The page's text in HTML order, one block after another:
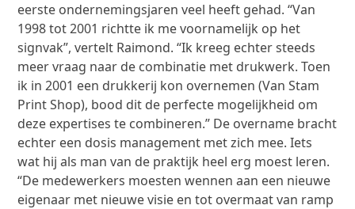
eerste ondernemingsjaren veel heeft gehad. “Van
1998 tot 2001 richtte ik me voornamelijk op het
signvak”, vertelt Raimond. “Ik kreeg echter steeds
meer vraag naar de combinatie met drukwerk. Toen
ik in 2001 een drukkerij kon overnemen (Van Stam
Print Shop), bood dit de perfecte mogelijkheid om
deze expertises te combineren.” De overname bracht
echter een dosis management met zich mee. Iets
wat hij als man van de praktijk heel erg moest leren.
“De medewerkers moesten wennen aan een nieuwe
eigenaar met nieuwe visie en tot overmaat van ramp